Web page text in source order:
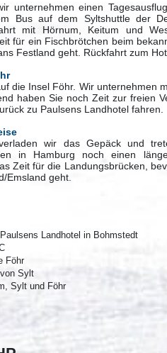
unternehmen einen
Bus auf dem Syltshuttle der
mit Hörnum, Keitum und
für ein Fischbrötchen beim
Festland geht. Rückfahrt zum
die Insel Föhr. Wir unternehmen
haben Sie noch Zeit zur freien
zu Paulsens Landhotel fahren.
wir das Gepäck und
in Hamburg noch einen
Zeit für die Landungsbrücken,
Emsland geht.
Paulsens Landhotel in Bohmstedt
Föhr
Sylt
Sylt und Föhr